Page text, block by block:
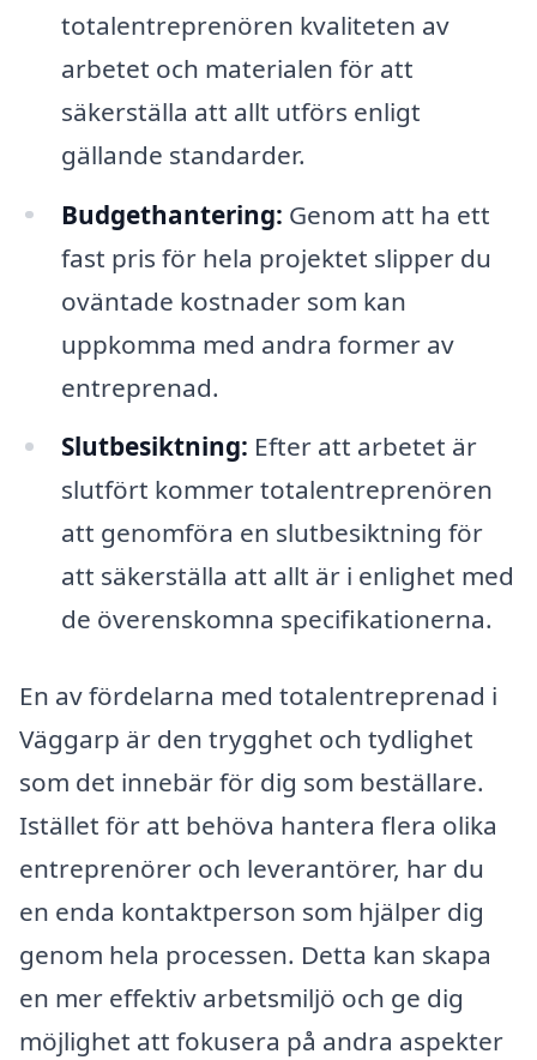
totalentreprenören kvaliteten av
arbetet och materialen för att
säkerställa att allt utförs enligt
gällande standarder.
Budgethantering: Genom att ha ett
fast pris för hela projektet slipper du
oväntade kostnader som kan
uppkomma med andra former av
entreprenad.
Slutbesiktning: Efter att arbetet är
slutfört kommer totalentreprenören
att genomföra en slutbesiktning för
att säkerställa att allt är i enlighet med
de överenskomna specifikationerna.
En av fördelarna med totalentreprenad i
Väggarp är den trygghet och tydlighet
som det innebär för dig som beställare.
Istället för att behöva hantera flera olika
entreprenörer och leverantörer, har du
en enda kontaktperson som hjälper dig
genom hela processen. Detta kan skapa
en mer effektiv arbetsmiljö och ge dig
möjlighet att fokusera på andra aspekter